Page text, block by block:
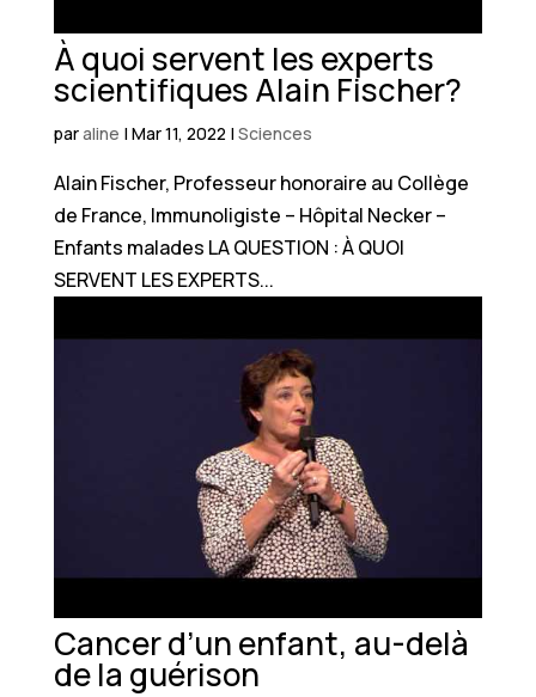
À quoi servent les experts
scientifiques Alain Fischer?
paraline | Mar 11, 2022 | Sciences
Alain Fischer, Professeur honoraire au Collège
de France, Immunoligiste – Hôpital Necker –
Enfants malades LA QUESTION : À QUOI
SERVENT LES EXPERTS...
Cancer d’un enfant, au-delà
de la guérison